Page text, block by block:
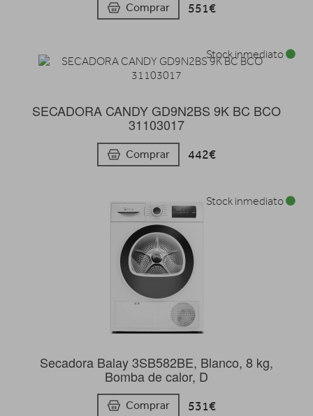
Comprar 551€
SECADORA CANDY GD9N2BS 9K BC BCO
31103017
Comprar 442€
Stock inmediato
Secadora Balay 3SB582BE, Blanco, 8 kg,
Bomba de calor, D
Comprar 531€
Stock inmediato